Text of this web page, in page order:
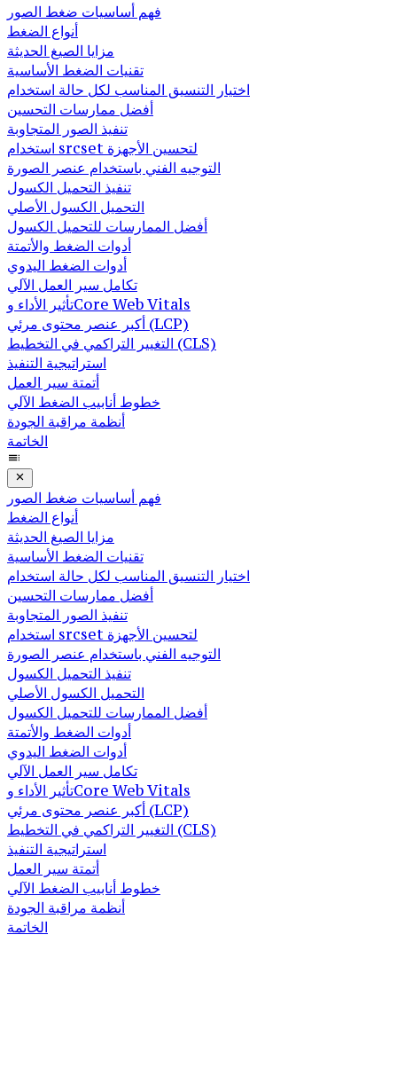
فهم أساسيات ضغط الصور
أنواع الضغط
مزايا الصيغ الحديثة
تقنيات الضغط الأساسية
اختيار التنسيق المناسب لكل حالة استخدام
أفضل ممارسات التحسين
تنفيذ الصور المتجاوبة
استخدام srcset لتحسين الأجهزة
التوجيه الفني باستخدام عنصر الصورة
تنفيذ التحميل الكسول
التحميل الكسول الأصلي
أفضل الممارسات للتحميل الكسول
أدوات الضغط والأتمتة
أدوات الضغط اليدوي
تكامل سير العمل الآلي
تأثير الأداء وCore Web Vitals
أكبر عنصر محتوى مرئي (LCP)
التغيير التراكمي في التخطيط (CLS)
استراتيجية التنفيذ
أتمتة سير العمل
خطوط أنابيب الضغط الآلي
أنظمة مراقبة الجودة
الخاتمة
فهم أساسيات ضغط الصور
أنواع الضغط
مزايا الصيغ الحديثة
تقنيات الضغط الأساسية
اختيار التنسيق المناسب لكل حالة استخدام
أفضل ممارسات التحسين
تنفيذ الصور المتجاوبة
استخدام srcset لتحسين الأجهزة
التوجيه الفني باستخدام عنصر الصورة
تنفيذ التحميل الكسول
التحميل الكسول الأصلي
أفضل الممارسات للتحميل الكسول
أدوات الضغط والأتمتة
أدوات الضغط اليدوي
تكامل سير العمل الآلي
تأثير الأداء وCore Web Vitals
أكبر عنصر محتوى مرئي (LCP)
التغيير التراكمي في التخطيط (CLS)
استراتيجية التنفيذ
أتمتة سير العمل
خطوط أنابيب الضغط الآلي
أنظمة مراقبة الجودة
الخاتمة